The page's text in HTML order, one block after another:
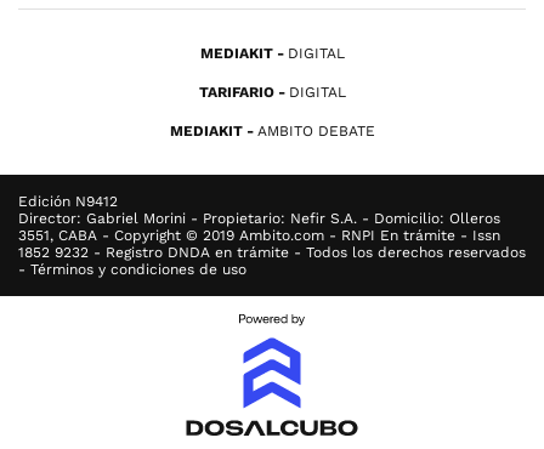
MEDIAKIT DIGITAL
TARIFARIO DIGITAL
MEDIAKIT AMBITO DEBATE
Edición N9412
Director: Gabriel Morini - Propietario: Nefir S.A. - Domicilio: Olleros
3551, CABA - Copyright © 2019 Ambito.com - RNPI En trámite - Issn
1852 9232 - Registro DNDA en trámite - Todos los derechos reservados
- Términos y condiciones de uso